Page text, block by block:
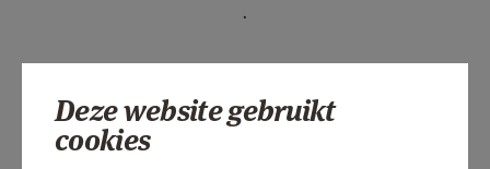
.
Deze website gebruikt
cookies